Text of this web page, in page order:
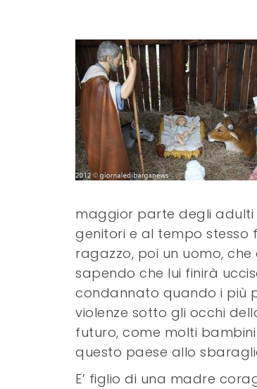
maggior parte degli adulti
genitori e al tempo stesso
ragazzo, poi un uomo,
sapendo che lui finirà
condannato quando i più
violenze sotto gli occhi
futuro, come molti
questo paese allo
E’ figlio di una madre